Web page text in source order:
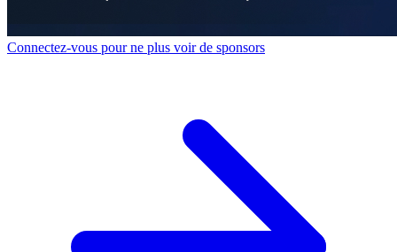
Connectez-vous pour ne plus voir de sponsors